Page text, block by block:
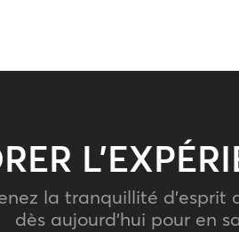
la tranquillité
dès aujourd’hui pour en